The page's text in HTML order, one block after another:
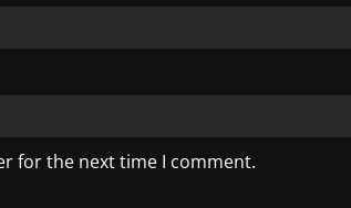
for the next time I comment.